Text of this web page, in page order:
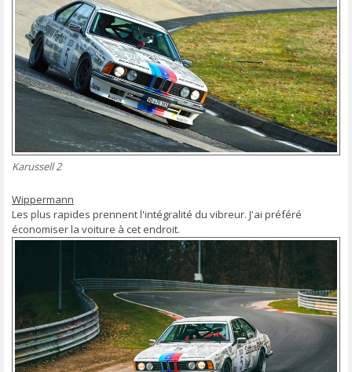
Karussell 2
Wippermann
Les plus rapides prennent l'intégralité du vibreur. J'ai préféré
économiser la voiture à cet endroit.